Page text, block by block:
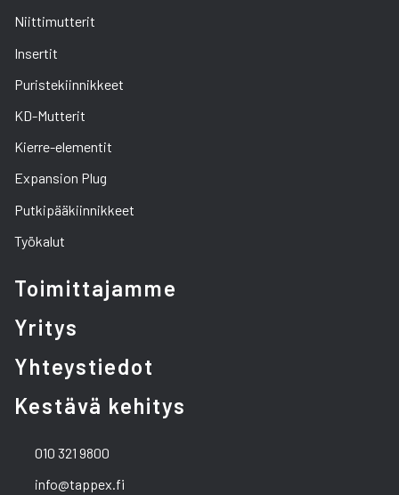
Niittimutterit
Insertit
Puristekiinnikkeet
KD-Mutterit
Kierre-elementit
Expansion Plug
Putkipääkiinnikkeet
Työkalut
Toimittajamme
Yritys
Yhteystiedot
Kestävä kehitys
010 321 9800
info@tappex.fi